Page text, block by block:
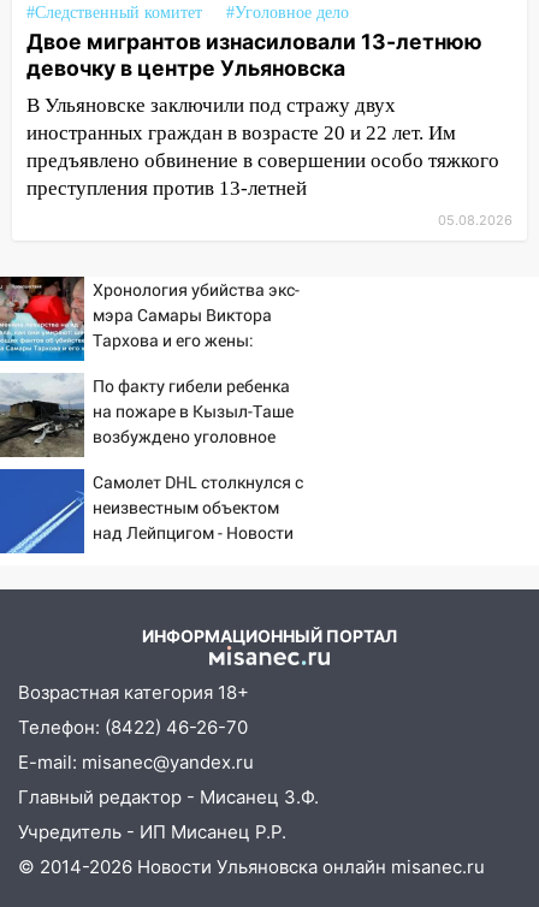
22:33 Прокуратура проверяет
спортивные объекты в Старой Майне
21:01
Ульяновцев приглашают сдать
кровь: День донора пройдёт 6 августа
20:17 Ульяновская область девятую
неделю подряд удерживает самые
низкие цены на подсолнечное масло
Ульяновской области выросли надои
молока
18:20
В Ульяновской области до конца
года благоустроят 20 родников
17:27
В Ульяновской области 114 детей-
сирот получили жильё с начала года
16:43
Дорожный сезон перевалил за
экватор: в Ульяновской области
обновили половину региональных трасс
16:31 В Ульяновской области
многоквартирный дом
16:30 Прогноз погоды в Ульяновской
области на 5 августа
16:20 В Сурском районе сёла оказались
не защищены от лесных пожаров
16:12 Пуля пробила окно квартиры на
16-м этаже в Ульяновске
#Следственный комитет
#Уголовное дело
Двое мигрантов изнасиловали 13-летнюю
девочку в центре Ульяновска
В Ульяновске заключили под стражу двух
иностранных граждан в возрасте 20 и 22 лет. Им
предъявлено обвинение в совершении особо тяжкого
преступления против 13-летней
05.08.2026
Хронология убийства экс-
мэра Самары Виктора
Тархова и его жены:
фактов, новые
подробности
По факту гибели ребенка
на пожаре в Кызыл-Таше
возбуждено уголовное
Самолет DHL столкнулся с
неизвестным объектом
над Лейпцигом - Новости
ИНФОРМАЦИОННЫЙ ПОРТАЛ
Возрастная категория 18+
Телефон: (8422) 46-26-70
E-mail: misanec@yandex.ru
Главный редактор - Мисанец З.Ф.
Учредитель - ИП Мисанец Р.Р.
© 2014-2026 Новости Ульяновска онлайн misanec.ru